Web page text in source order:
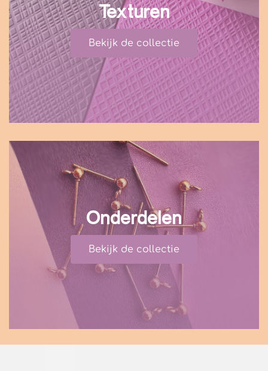
Texturen
Bekijk de collectie
Onderdelen
Bekijk de collectie